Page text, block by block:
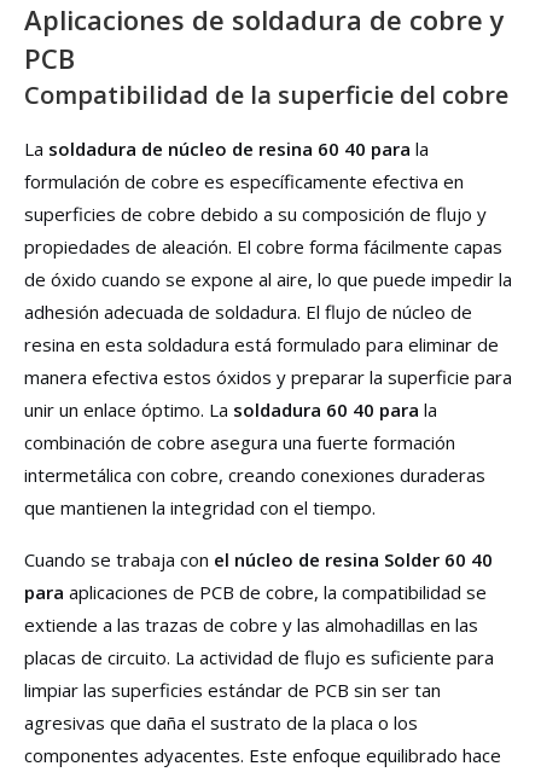
Aplicaciones de soldadura de cobre y
PCB
Compatibilidad de la superficie del cobre
La soldadura de núcleo de resina 60 40 para la
formulación de cobre es específicamente efectiva en
superficies de cobre debido a su composición de flujo y
propiedades de aleación. El cobre forma fácilmente capas
de óxido cuando se expone al aire, lo que puede impedir la
adhesión adecuada de soldadura. El flujo de núcleo de
resina en esta soldadura está formulado para eliminar de
manera efectiva estos óxidos y preparar la superficie para
unir un enlace óptimo. La soldadura 60 40 para la
combinación de cobre asegura una fuerte formación
intermetálica con cobre, creando conexiones duraderas
que mantienen la integridad con el tiempo.
Cuando se trabaja con el núcleo de resina Solder 60 40
para aplicaciones de PCB de cobre, la compatibilidad se
extiende a las trazas de cobre y las almohadillas en las
placas de circuito. La actividad de flujo es suficiente para
limpiar las superficies estándar de PCB sin ser tan
agresivas que daña el sustrato de la placa o los
componentes adyacentes. Este enfoque equilibrado hace